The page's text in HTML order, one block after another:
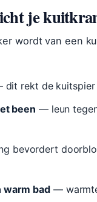
je
wordt van een
dit rekt de kuitspier
been — leun
bevordert
warm bad —